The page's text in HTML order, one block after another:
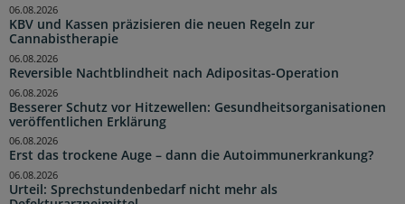
KBV und Kassen präzisieren die neuen Regeln zur
Cannabistherapie
06.08.2026
Reversible Nachtblindheit nach Adipositas-Operation
06.08.2026
Besserer Schutz vor Hitzewellen: Gesundheitsorganisationen
veröffentlichen Erklärung
06.08.2026
Erst das trockene Auge – dann die Autoimmunerkrankung?
06.08.2026
Urteil: Sprechstundenbedarf nicht mehr als
06.08.2026